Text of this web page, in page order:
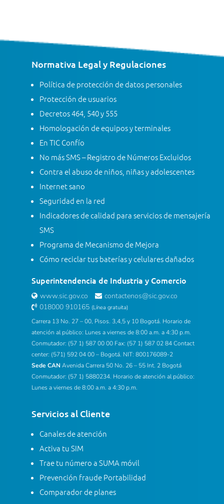
Normativa Legal y Regulaciones
Política de protección de datos personales
Protección de usuarios
Decretos 464, 540 y 555
Homologación de equipos y terminales
En TIC Confío
No más SMS – Registro de Números Excluidos
Contra el abuso de niños, niñas y adolescentes
Internet sano
Seguridad en la red
Indicadores de calidad para servicios de mensajería
SMS
Programa de Mecanismo de Mejora
Cómo reciclar tus baterías y celulares dañados
Superintendencia de Industria y Comercio
www.sic.gov.co
contactenos@sic.gov.co
018000 910165 (Línea gratuita)
Carrera 13 No. 27 – 00, Pisos. 3,4,5 y 10 Bogotá. Horario de
atención al público: Lunes a viernes de 8:00 a.m. a 4:30 p.m.
Conmutador: (57 1) 587 00 00 Fax: (57 1) 587 02 84 Contact
center: (571) 592 04 00 – Bogotá. NIT: 800176089-2
Sede CAN Avenida Carrera 50 No. 26 – 55 Int. 2 Bogotá
Conmutador: (57 1) 5880234. Horario de atención al público:
Lunes a viernes de 8:00 a.m. a 4:30 p.m.
Servicios al Cliente
Canales de atención
Activa tu SIM
Trae tu número a SUMA móvil
Prevención fraude Portabilidad
Comparador de planes